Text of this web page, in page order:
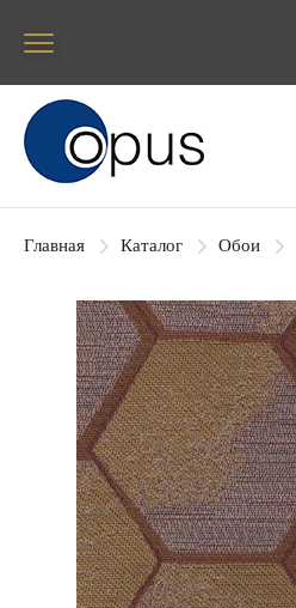
Блок поиска
Главная Каталог Обои